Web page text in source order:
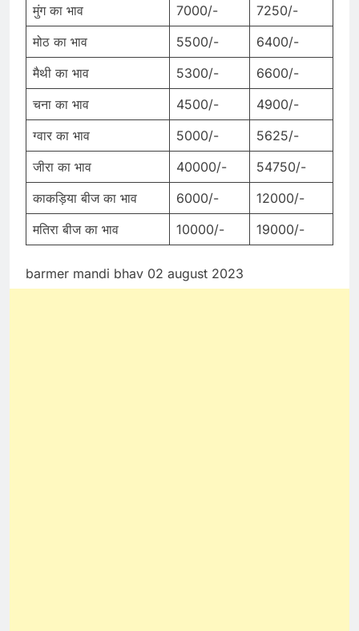
मुंग का भाव
7000/-
7250/-
मोठ का भाव
5500/-
6400/-
मैथी का भाव
5300/-
6600/-
चना का भाव
4500/-
4900/-
ग्वार का भाव
5000/-
5625/-
जीरा का भाव
40000/-
54750/-
काकड़िया बीज का भाव
6000/-
12000/-
मतिरा बीज का भाव
10000/- 19000/-
barmer mandi bhav 02 august 2023